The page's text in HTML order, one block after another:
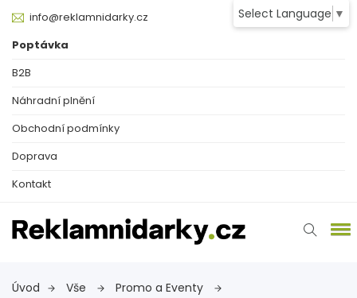
Select Language ▼
info@reklamnidarky.cz
Poptávka
B2B
Náhradní plnění
Obchodní podmínky
Doprava
Kontakt
Úvod Vše
Promo a Eventy